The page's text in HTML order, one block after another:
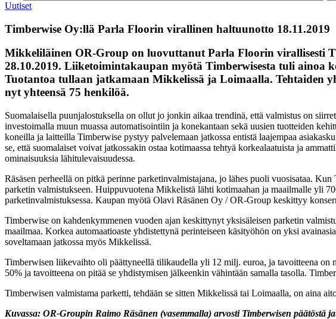
Uutiset
Timberwise Oy:llä Parla Floorin virallinen haltuunotto 18.11.2019
Mikkeliläinen OR-Group on luovuttanut Parla Floorin virallisesti
28.10.2019. Liiketoimintakaupan myötä Timberwisesta tuli ainoa
Tuotantoa tullaan jatkamaan Mikkelissä ja Loimaalla. Tehtaiden
nyt yhteensä 75 henkilöä.
Suomalaisella puunjalostuksella on ollut jo jonkin aikaa trendinä, että valmistus on
investoimalla muun muassa automatisointiin ja konekantaan sekä uusien tuotteiden
koneilla ja laitteilla Timberwise pystyy palvelemaan jatkossa entistä laajempaa
se, että suomalaiset voivat jatkossakin ostaa kotimaassa tehtyä korkealaatuista ja
ominaisuuksia lähitulevaisuudessa.
Räsäsen perheellä on pitkä perinne parketinvalmistajana, jo lähes puoli vuosisataa.
parketin valmistukseen. Huippuvuotena Mikkelistä lähti kotimaahan ja maailmalle yli
parketinvalmistuksessa. Kaupan myötä Olavi Räsänen Oy / OR-Group keskittyy
Timberwise on kahdenkymmenen vuoden ajan keskittynyt yksisäleisen parketin
maailmaa. Korkea automaatioaste yhdistettynä perinteiseen käsityöhön on yksi
soveltamaan jatkossa myös Mikkelissä.
Timberwisen liikevaihto oli päättyneellä tilikaudella yli 12 milj. euroa, ja tavoitteena
50% ja tavoitteena on pitää se yhdistymisen jälkeenkin vähintään samalla tasolla.
Timberwisen valmistama parketti, tehdään se sitten Mikkelissä tai Loimaalla, on aina
Kuvassa: OR-Groupin Raimo Räsänen (vasemmalla) arvosti Timberwisen